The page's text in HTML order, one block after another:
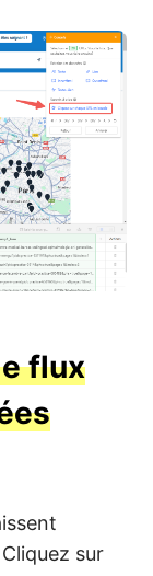
flux
sur